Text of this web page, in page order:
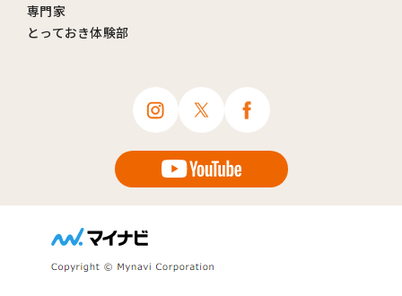
専門家
とっておき体験部